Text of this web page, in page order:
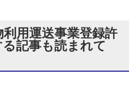
用運送事業登録許
記事も読まれて